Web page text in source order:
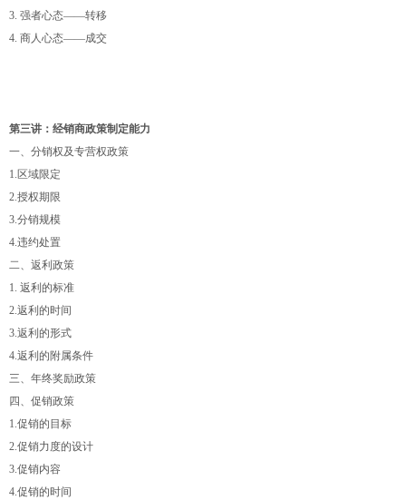
3. 强者心态——转移
4. 商人心态——成交
第三讲：经销商政策制定能力
一、分销权及专营权政策
1.区域限定
2.授权期限
3.分销规模
4.违约处置
二、返利政策
1. 返利的标准
2.返利的时间
3.返利的形式
4.返利的附属条件
三、年终奖励政策
四、促销政策
1.促销的目标
2.促销力度的设计
3.促销内容
4.促销的时间